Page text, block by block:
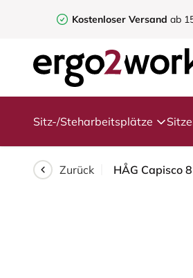
Kostenloser Versand ab
Sitz-/Steharbeitsplätze
Zurück HÅG Capisco